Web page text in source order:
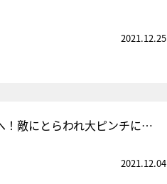
2021.12.25
！敵にとらわれ大ピンチに…
2021.12.04